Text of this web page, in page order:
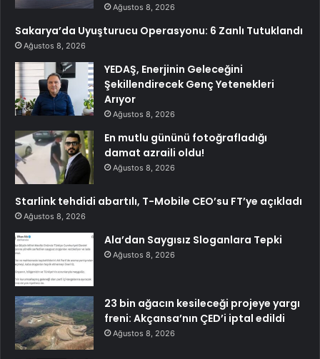
Ağustos 8, 2026
Sakarya’da Uyuşturucu Operasyonu: 6 Zanlı Tutuklandı
Ağustos 8, 2026
YEDAŞ, Enerjinin Geleceğini
Şekillendirecek Genç Yetenekleri
Arıyor
Ağustos 8, 2026
En mutlu gününü fotoğrafladığı
damat azraili oldu!
Ağustos 8, 2026
Starlink tehdidi abartılı, T-Mobile CEO’su FT’ye açıkladı
Ağustos 8, 2026
Ala’dan Saygısız Sloganlara Tepki
Ağustos 8, 2026
23 bin ağacın kesileceği projeye yargı
freni: Akçansa’nın ÇED’i iptal edildi
Ağustos 8, 2026